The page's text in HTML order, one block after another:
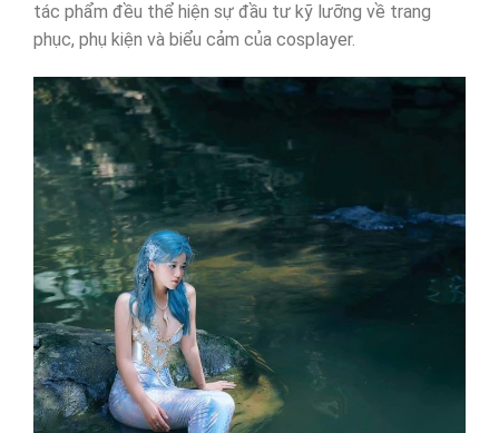
tác phẩm đều thể hiện sự đầu tư kỹ lưỡng về trang
phục, phụ kiện và biểu cảm của cosplayer.